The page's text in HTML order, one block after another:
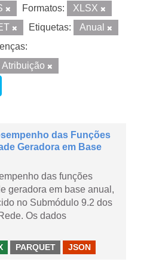
Formatos:
XLSX
Etiquetas:
Anual
das Funções
Geradora em Base
das funções
geradora em base anual,
no Submódulo 9.2 dos
Os dados
PARQUET JSON